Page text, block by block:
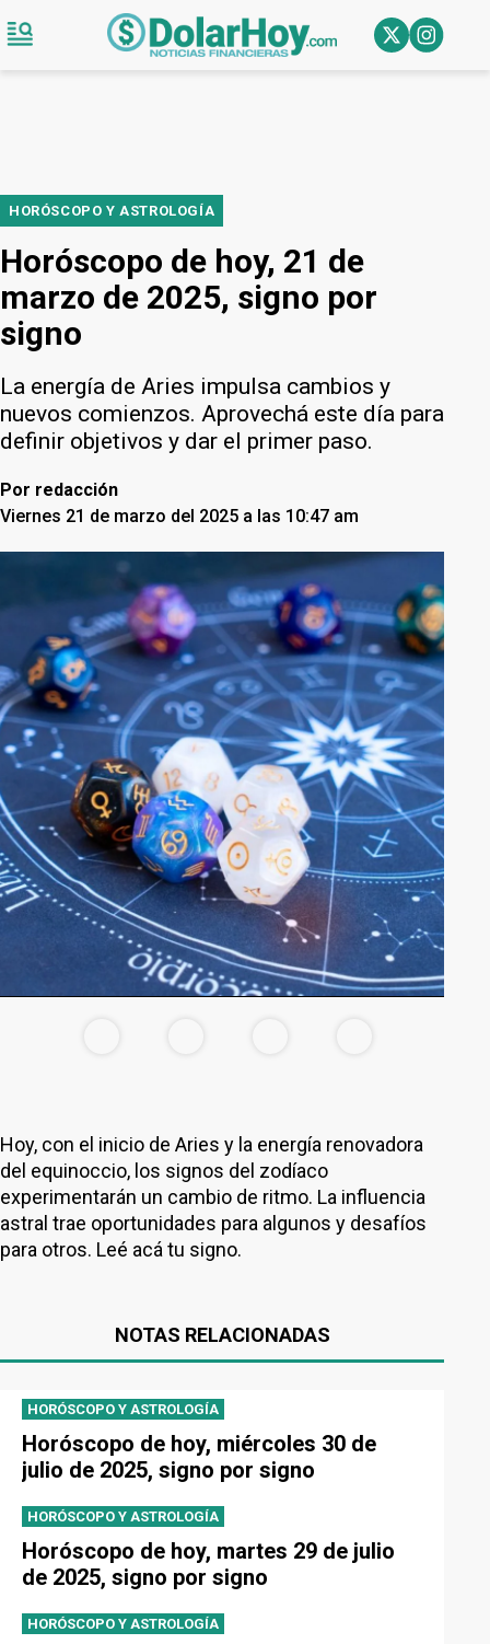
HORÓSCOPO Y ASTROLOGÍA
Horóscopo de hoy, 21 de
marzo de 2025, signo por
signo
La energía de Aries impulsa cambios y
nuevos comienzos. Aprovechá este día para
definir objetivos y dar el primer paso.
Por redacción
Viernes 21 de marzo del 2025 a las 10:47 am
Hoy, con el inicio de Aries y la energía renovadora
del equinoccio, los signos del zodíaco
experimentarán un cambio de ritmo. La influencia
astral trae oportunidades para algunos y desafíos
para otros. Leé acá tu signo.
NOTAS RELACIONADAS
HORÓSCOPO Y ASTROLOGÍA
Horóscopo de hoy, miércoles 30 de
julio de 2025, signo por signo
HORÓSCOPO Y ASTROLOGÍA
Horóscopo de hoy, martes 29 de julio
de 2025, signo por signo
HORÓSCOPO Y ASTROLOGÍA